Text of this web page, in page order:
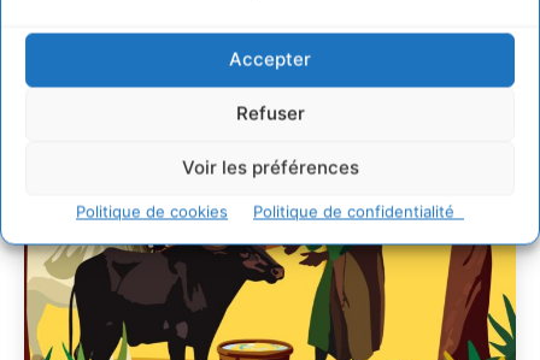
Accepter
Refuser
Voir les préférences
Politique de cookies Politique de confidentialité